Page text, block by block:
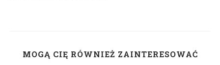
MOGĄ CIĘ RÓWNIEŻ ZAINTERESOWAĆ